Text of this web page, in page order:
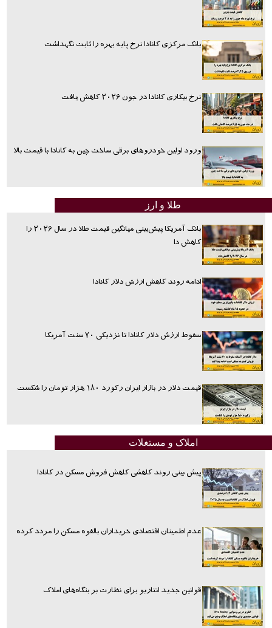
بانک مرکزی کانادا نرخ پایه بهره را ثابت نگهداشت
نرخ بیکاری کانادا در جون ۲۰۲۶ کاهش یافت
ورود اولین خودروهای برقی ساخت چین به کانادا با قیمت بالا
طلا و ارز
بانک آمریکا پیش‌بینی میانگین قیمت طلا در سال ۲۰۲۶ را
کاهش دا
ادامه روند کاهش ارزش دلار کانادا
سقوط ارزش دلار کانادا تا نزدیکی ۷۰ سنت آمریکا
قیمت دلار در بازار ایران رکورد ۱۸۰ هزار تومان را شکست
املاک و مستغلات
پیش بینی روند کاهشی کاهش فروش مسکن در کانادا
عدم اطمینان اقتصادی خریداران بالقوه مسکن را مردد کرده
قوانین جدید انتاریو برای نظارت بر بنگاه‌های املاک